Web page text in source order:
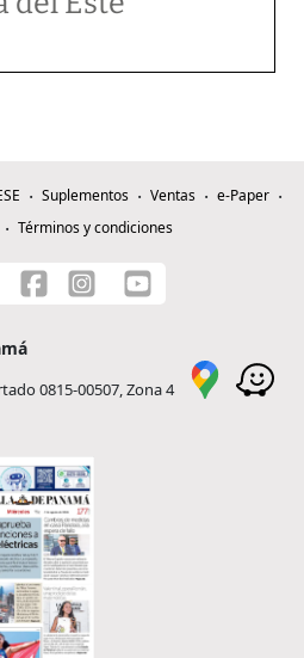
Suplementos Ventas
e-Paper
Términos y condiciones
0815-00507, Zona 4